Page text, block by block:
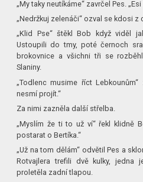
„My taky neutíkáme“ zavrčel Pes.
„Nedržkuj zelenáči“ ozval se kdosi z
„Klid Pse“ štěkl Bob když viděl
Ustoupili do tmy, poté černoch
brokovnice a všichni tři se
Slaniny.
„Todlenc musime říct
nesmí projít.“
Za nimi zazněla další střelba.
„Myslím že ti to už ví“ řekl klidně
postarat o Bertíka.“
„Už na tom dělám“ odvětil Pes a
Rotvajlera trefili dvě kulky,
proletěla zadní tlapou.